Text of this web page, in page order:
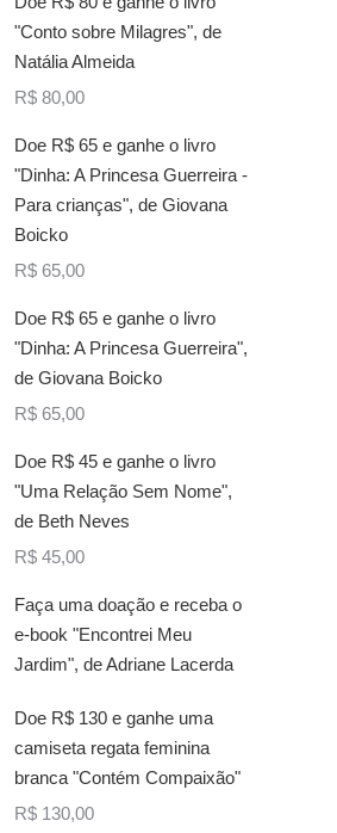
"Conto sobre Milagres", de
Natália Almeida
R$ 80,00
Doe R$ 65 e ganhe o livro
"Dinha: A Princesa Guerreira -
Para crianças", de Giovana
Boicko
R$ 65,00
Doe R$ 65 e ganhe o livro
"Dinha: A Princesa Guerreira",
de Giovana Boicko
R$ 65,00
Doe R$ 45 e ganhe o livro
"Uma Relação Sem Nome",
de Beth Neves
R$ 45,00
Faça uma doação e receba o
e-book "Encontrei Meu
Jardim", de Adriane Lacerda
Doe R$ 130 e ganhe uma
camiseta regata feminina
branca "Contém Compaixão"
R$ 130,00